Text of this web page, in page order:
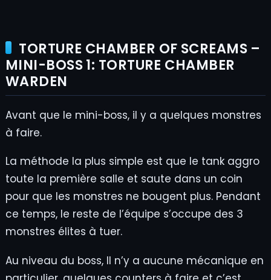
TORTURE CHAMBER OF SCREAMS –
MINI-BOSS 1: TORTURE CHAMBER
WARDEN
Avant que le mini-boss, il y a quelques monstres
à faire.
La méthode la plus simple est que le tank aggro
toute la première salle et saute dans un coin
pour que les monstres ne bougent plus. Pendant
ce temps, le reste de l’équipe s’occupe des 3
monstres élites à tuer.
Au niveau du boss, Il n’y a aucune mécanique en